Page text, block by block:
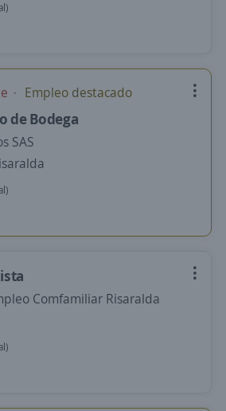
Empleo destacado
de Bodega
SAS
Comfamiliar Risaralda